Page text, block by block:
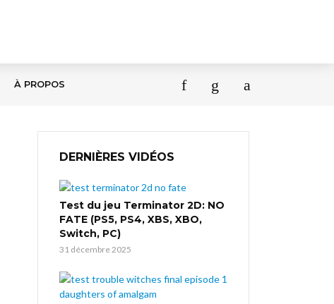
À PROPOS
DERNIÈRES VIDÉOS
Test du jeu Terminator 2D: NO
FATE (PS5, PS4, XBS, XBO,
Switch, PC)
31 décembre 2025